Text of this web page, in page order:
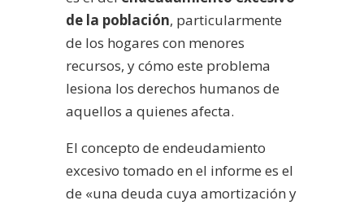
de la población, particularmente
de los hogares con menores
recursos, y cómo este problema
lesiona los derechos humanos de
aquellos a quienes afecta.
El concepto de endeudamiento
excesivo tomado en el informe es el
de «una deuda cuya amortización y